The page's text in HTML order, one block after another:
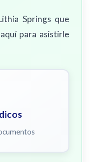
Springs que
para asistirle